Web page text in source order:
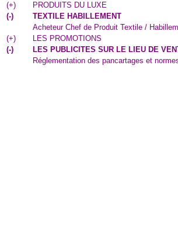
(+)
PRODUITS DU LUXE
(-)
TEXTILE HABILLEMENT
Acheteur Chef de Produit Textile /
(+)
LES PROMOTIONS
(-)
LES PUBLICITES SUR LE LIEU DE
Réglementation des pancartages et